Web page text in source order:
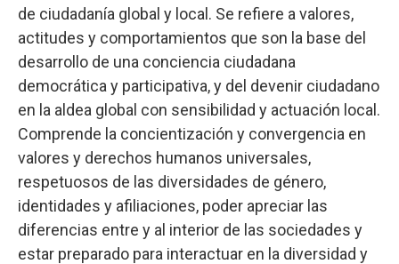
de ciudadanía global y local. Se refiere a valores,
actitudes y comportamientos que son la base del
desarrollo de una conciencia ciudadana
democrática y participativa, y del devenir ciudadano
en la aldea global con sensibilidad y actuación local.
Comprende la concientización y convergencia en
valores y derechos humanos universales,
respetuosos de las diversidades de género,
identidades y afiliaciones, poder apreciar las
diferencias entre y al interior de las sociedades y
estar preparado para interactuar en la diversidad y